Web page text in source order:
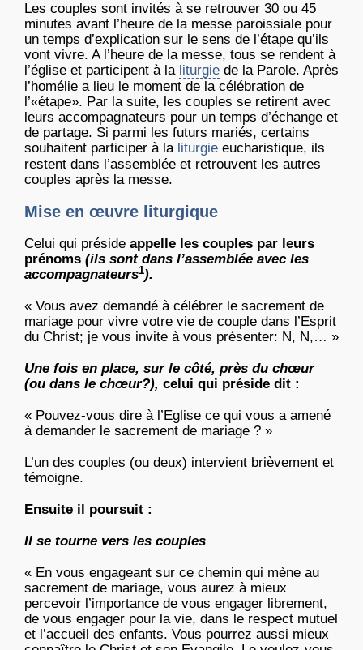
Les couples sont invités à se retrouver 30 ou 45
minutes avant l’heure de la messe paroissiale pour
un temps d’explication sur le sens de l’étape qu’ils
vont vivre. A l’heure de la messe, tous se rendent à
l’église et participent à la liturgie de la Parole. Après
l’homélie a lieu le moment de la célébration de
l’«étape». Par la suite, les couples se retirent avec
leurs accompagnateurs pour un temps d’échange et
de partage. Si parmi les futurs mariés, certains
souhaitent participer à la liturgie eucharistique, ils
restent dans l’assemblée et retrouvent les autres
couples après la messe.
Mise en œuvre liturgique
Celui qui préside appelle les couples par leurs
prénoms (ils sont dans l’assemblée avec les
accompagnateurs1).
« Vous avez demandé à célébrer le sacrement de
mariage pour vivre votre vie de couple dans l’Esprit
du Christ; je vous invite à vous présenter: N, N,… »
Une fois en place, sur le côté, près du chœur
(ou dans le chœur?), celui qui préside dit :
« Pouvez-vous dire à l’Eglise ce qui vous a amené
à demander le sacrement de mariage ? »
L’un des couples (ou deux) intervient brièvement et
témoigne.
Ensuite il poursuit :
Il se tourne vers les couples
« En vous engageant sur ce chemin qui mène au
sacrement de mariage, vous aurez à mieux
percevoir l’importance de vous engager librement,
de vous engager pour la vie, dans le respect mutuel
et l’accueil des enfants. Vous pourrez aussi mieux